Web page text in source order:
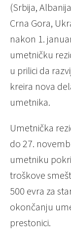
(Srbija,
Crna Gora,
nakon 1.
umetničku
u prilici da
kreira nova
umetnika.
Umetnička
do 27.
umetniku
troškove
500 evra za
okončanju
prestonici.